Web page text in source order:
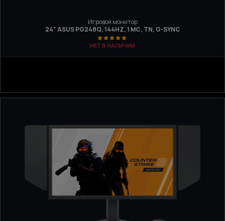
Игровой монитор
24" ASUS PG248Q, 144HZ, 1 МС, TN, G-SYNC
НЕТ В НАЛИЧИИ